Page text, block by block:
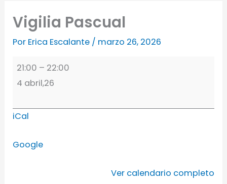
Vigilia Pascual
Por Erica Escalante / marzo 26, 2026
21:00 – 22:00
4 abril,26
iCal
Google
Ver calendario completo